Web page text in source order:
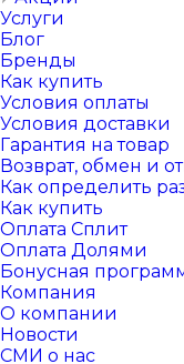
Услуги
Блог
Бренды
Как купить
Условия оплаты
Условия доставки
Гарантия на товар
Возврат, обмен и
Как определить
Как купить
Оплата Сплит
Оплата Долями
Бонусная
Компания
О компании
Новости
СМИ о нас